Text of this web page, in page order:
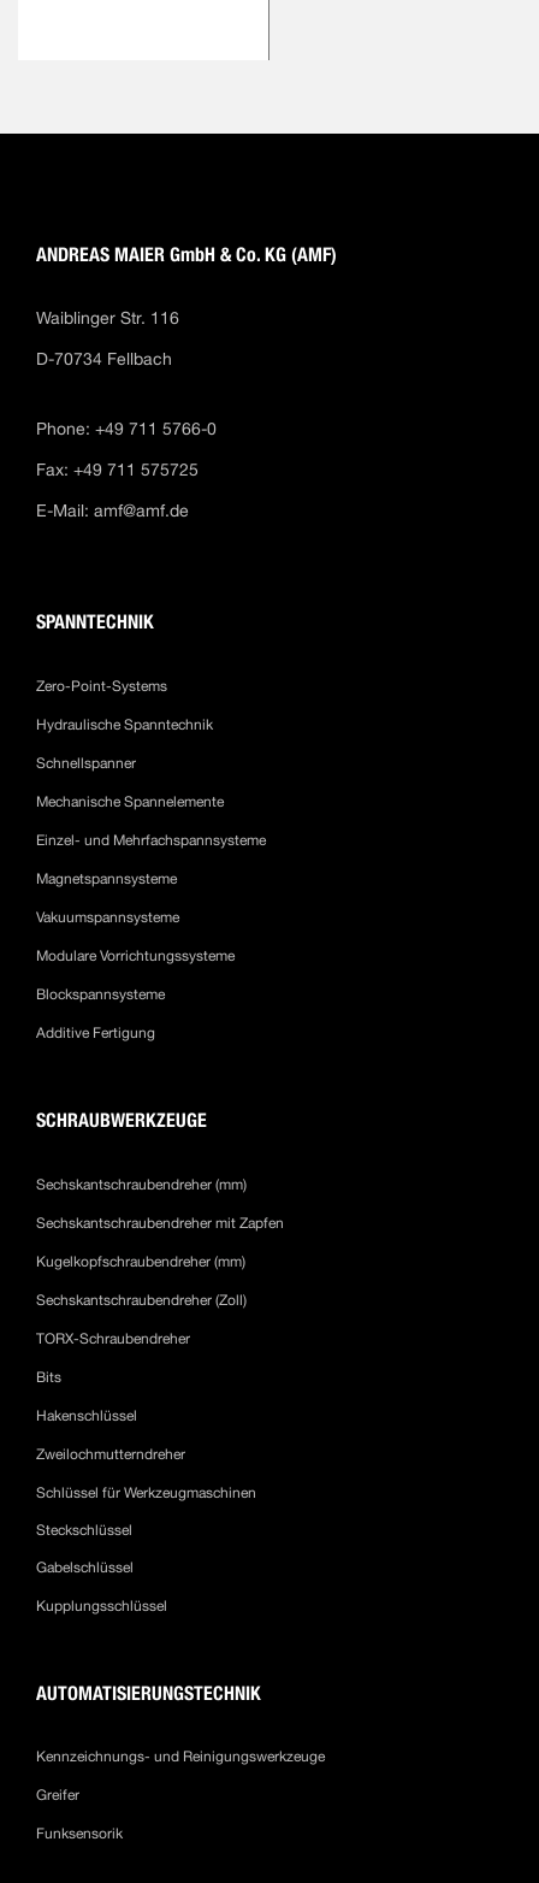
ANDREAS MAIER GmbH & Co. KG (AMF)
Waiblinger Str. 116
D-70734 Fellbach
Phone: +49 711 5766-0
Fax: +49 711 575725
E-Mail: amf@amf.de
SPANNTECHNIK
Zero-Point-Systems
Hydraulische Spanntechnik
Schnellspanner
Mechanische Spannelemente
Einzel- und Mehrfachspannsysteme
Magnetspannsysteme
Vakuumspannsysteme
Modulare Vorrichtungssysteme
Blockspannsysteme
Additive Fertigung
SCHRAUBWERKZEUGE
Sechskantschraubendreher (mm)
Sechskantschraubendreher mit Zapfen
Kugelkopfschraubendreher (mm)
Sechskantschraubendreher (Zoll)
TORX-Schraubendreher
Bits
Hakenschlüssel
Zweilochmutterndreher
Schlüssel für Werkzeugmaschinen
Steckschlüssel
Gabelschlüssel
Kupplungsschlüssel
AUTOMATISIERUNGSTECHNIK
Kennzeichnungs- und Reinigungswerkzeuge
Greifer
Funksensorik